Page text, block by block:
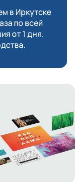
в Иркутске
по всей
от 1 дня.